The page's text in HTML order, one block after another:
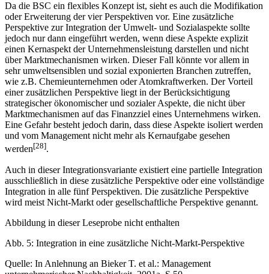
Da die BSC ein flexibles Konzept ist, sieht es auch die Modifikation
oder Erweiterung der vier Perspektiven vor. Eine zusätzliche
Perspektive zur Integration der Umwelt- und Sozialaspekte sollte
jedoch nur dann eingeführt werden, wenn diese Aspekte explizit
einen Kernaspekt der Unternehmensleistung darstellen und nicht
über Marktmechanismen wirken. Dieser Fall könnte vor allem in
sehr umweltsensiblen und sozial exponierten Branchen zutreffen,
wie z.B. Chemieunternehmen oder Atomkraftwerken. Der Vorteil
einer zusätzlichen Perspektive liegt in der Berücksichtigung
strategischer ökonomischer und sozialer Aspekte, die nicht über
Marktmechanismen auf das Finanzziel eines Unternehmens wirken.
Eine Gefahr besteht jedoch darin, dass diese Aspekte isoliert werden
und vom Management nicht mehr als Kernaufgabe gesehen
werden[28].
Auch in dieser Integrationsvariante existiert eine partielle Integration
ausschließlich in diese zusätzliche Perspektive oder eine vollständige
Integration in alle fünf Perspektiven. Die zusätzliche Perspektive
wird meist Nicht-Markt oder gesellschaftliche Perspektive genannt.
Abbildung in dieser Leseprobe nicht enthalten
Abb. 5: Integration in eine zusätzliche Nicht-Markt-Perspektive
Quelle: In Anlehnung an Bieker T. et al.: Management